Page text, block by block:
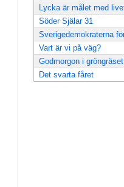
Lycka är målet med
Söder Själar 31
Sverigedemokraterna
Vart är vi på väg?
Godmorgon i
Det svarta fåret